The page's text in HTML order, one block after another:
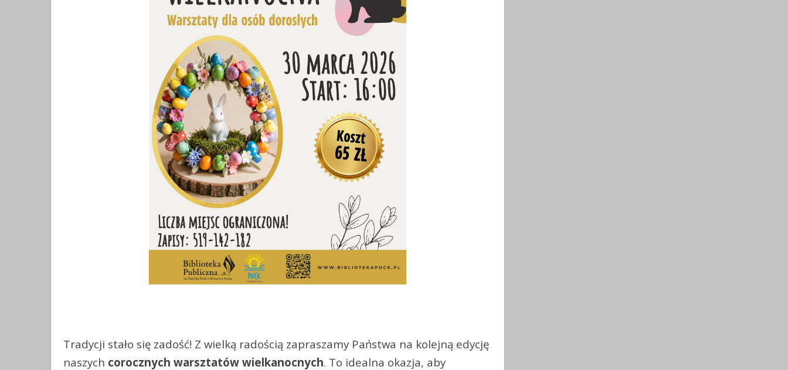
Tradycji stało się zadość! Z wielką radością zapraszamy Państwa na kolejną edycję
naszych corocznych warsztatów wielkanocnych. To idealna okazja, aby